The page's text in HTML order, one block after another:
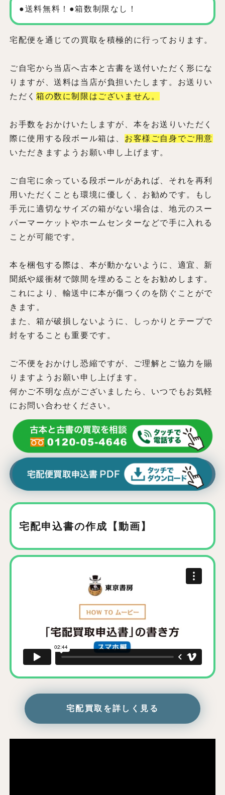
●送料無料！●箱数制限なし！
宅配便を通じての買取を積極的に行っております。
ご自宅から当店へ古本と古書を送付いただく形にな
りますが、送料は当店が負担いたします。お送りい
ただく 箱の数に制限はございません。
お手数をおかけいたしますが、本をお送りいただく
際に使用する段ボール箱は、 お客様ご自身でご用意
いただきますようお願い申し上げます。
ご自宅に余っている段ボールがあれば、それを再利
用いただくことも環境に優しく、お勧めです。もし
手元に適切なサイズの箱がない場合は、地元のスー
パーマーケットやホームセンターなどで手に入れる
ことが可能です。
本を梱包する際は、本が動かないように、適宜、新
聞紙や緩衝材で隙間を埋めることをお勧めします。
これにより、輸送中に本が傷つくのを防ぐことがで
きます。
また、箱が破損しないように、しっかりとテープで
封をすることも重要です。
ご不便をおかけし恐縮ですが、ご理解とご協力を賜
りますようお願い申し上げます。
何かご不明な点がございましたら、いつでもお気軽
にお問い合わせください。
宅配申込書の作成【動画】
宅配買取を詳しく見る